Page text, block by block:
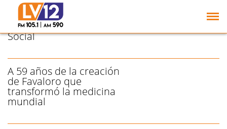
En honor a Favaloro, se
conmemora el Día
Nacional de la Medicina
Social
A 59 años de la creación
de Favaloro que
transformó la medicina
mundial